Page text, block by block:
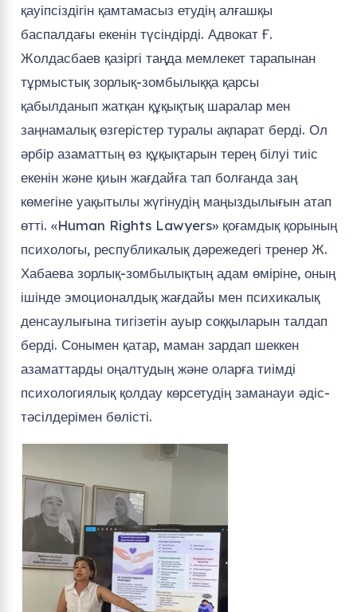
қауіпсіздігін қамтамасыз етудің алғашқы
баспалдағы екенін түсіндірді. Адвокат Ғ.
Жолдасбаев қазіргі таңда мемлекет тарапынан
тұрмыстық зорлық-зомбылыққа қарсы
қабылданып жатқан құқықтық шаралар мен
заңнамалық өзгерістер туралы ақпарат берді. Ол
әрбір азаматтың өз құқықтарын терең білуі тиіс
екенін және қиын жағдайға тап болғанда заң
көмегіне уақытылы жүгінудің маңыздылығын атап
өтті. «Human Rights Lawyers» қоғамдық қорының
психологы, республикалық дәрежедегі тренер Ж.
Хабаева зорлық-зомбылықтың адам өміріне, оның
ішінде эмоционалдық жағдайы мен психикалық
денсаулығына тигізетін ауыр соққыларын талдап
берді. Сонымен қатар, маман зардап шеккен
азаматтарды оңалтудың және оларға тиімді
психологиялық қолдау көрсетудің заманауи әдіс-
тәсілдерімен бөлісті.